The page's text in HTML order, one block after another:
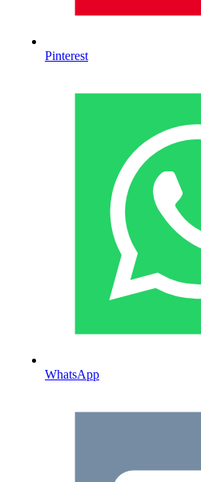
Pinterest
WhatsApp